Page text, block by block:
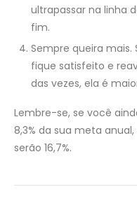
ultrapassar na linha
fim.
Sempre queira
fique satisfeito e
das vezes, ela é
Lembre-se, se você
8,3% da sua meta
serão 16,7%.